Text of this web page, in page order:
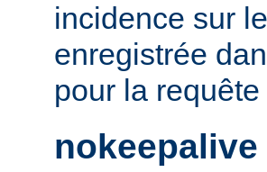
incidence sur
enregistrée
pour la
nokeepalive